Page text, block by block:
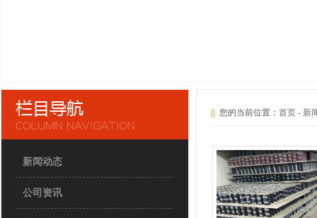
新闻动态
公司资讯
您的当前位置： 首页 - 新